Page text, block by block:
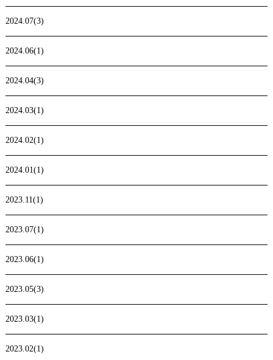
2024.07(3)
2024.06(1)
2024.04(3)
2024.03(1)
2024.02(1)
2024.01(1)
2023.11(1)
2023.07(1)
2023.06(1)
2023.05(3)
2023.03(1)
2023.02(1)